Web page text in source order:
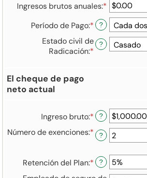
Ingresos brutos anuales:* Ingresa
un
monto
entre
$0.00
Período de Pago:* ?
Estado civil de
Radicación:*
?
El cheque de pago
neto actual
Ingreso bruto:*Ingresa
monto
$1.00
y
?
Número de exenciones:*Ingresa
un
monto
entre
?
Retención del Plan:*Ingresa
un
?